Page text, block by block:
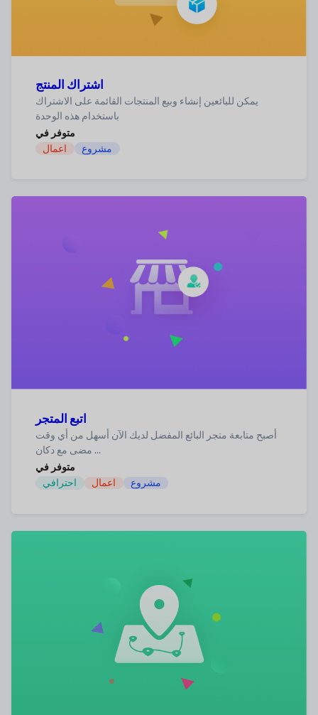
اشتراك المنتج
يمكن للبائعين إنشاء وبيع المنتجات القائمة على الاشتراك
باستخدام هذه الوحدة
متوفر في
اعمال
مشروع
اتبع المتجر
أصبح متابعة متجر البائع المفضل لديك الآن أسهل من أي وقت
مضى مع دكان ...
متوفر في
احترافي
اعمال مشروع